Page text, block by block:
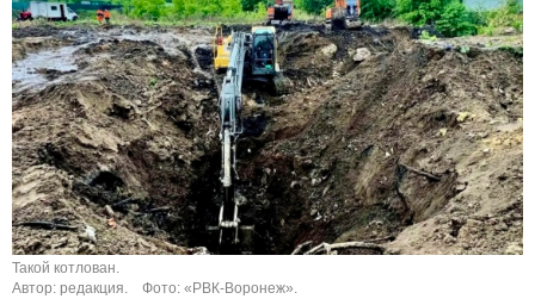
Такой котлован.
Автор: редакция.
Фото: «РВК-Воронеж».